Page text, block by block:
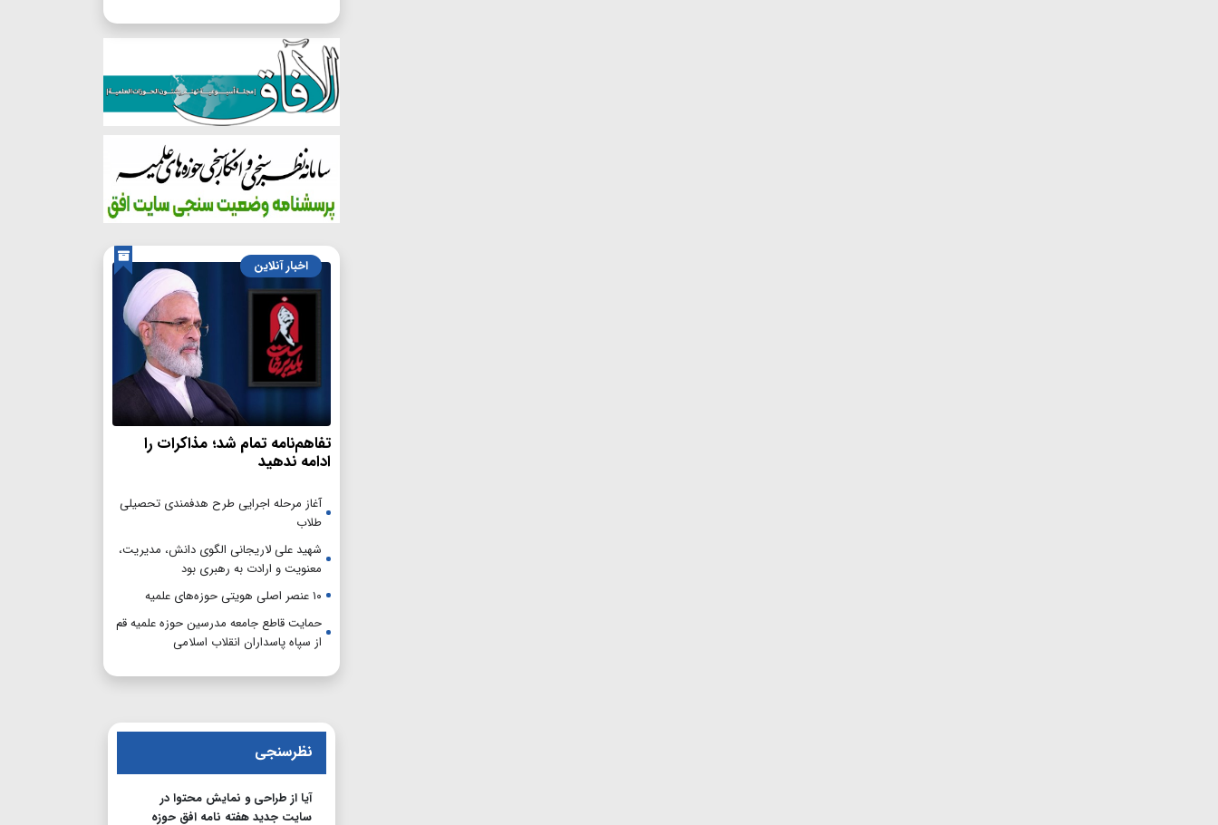
اخبار آنلاین
تفاهم‌نامه تمام شد؛ مذاکرات را
ادامه ندهید
آغاز مرحله اجرایی طرح هدفمندی تحصیلی
طلاب
شهید علی لاریجانی الگوی دانش، مدیریت،
معنویت و ارادت به رهبری بود
۱۰ عنصر اصلی هویتی حوزه‌های علمیه
حمایت قاطع جامعه مدرسین حوزه علمیه قم
از سپاه پاسداران انقلاب اسلامی
نظرسنجی
آیا از طراحی و نمایش محتوا در
سایت جدید هفته نامه افق حوزه